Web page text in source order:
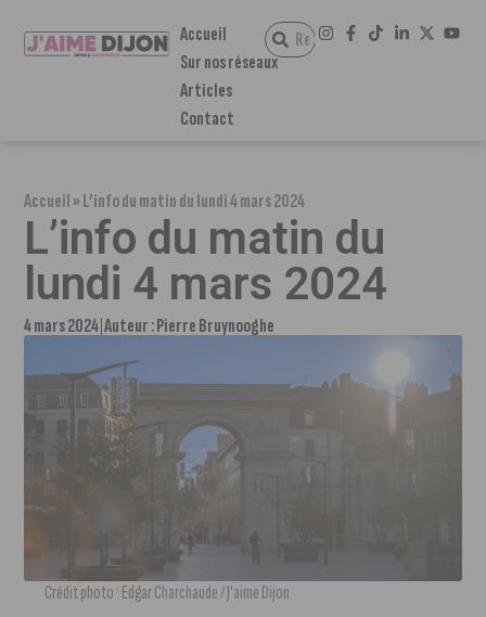
Accueil
Sur nos réseaux
Articles
Contact
Accueil»L’info du matin du lundi 4 mars 2024
L’info du matin du
lundi 4 mars 2024
4 mars 2024 Auteur :Pierre Bruynooghe
Crédit photo : Edgar Charchaude / J'aime Dijon